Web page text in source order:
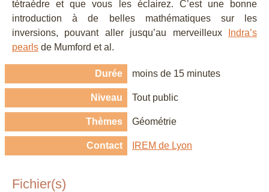
tétraèdre et que vous les éclairez. C’est une bonne
introduction à de belles mathématiques sur les
inversions, pouvant aller jusqu’au merveilleux
Indra’s
pearls de Mumford et al.
Durée moins de 15 minutes
Niveau Tout public
Thèmes Géométrie
Contact IREM de Lyon
Fichier(s)